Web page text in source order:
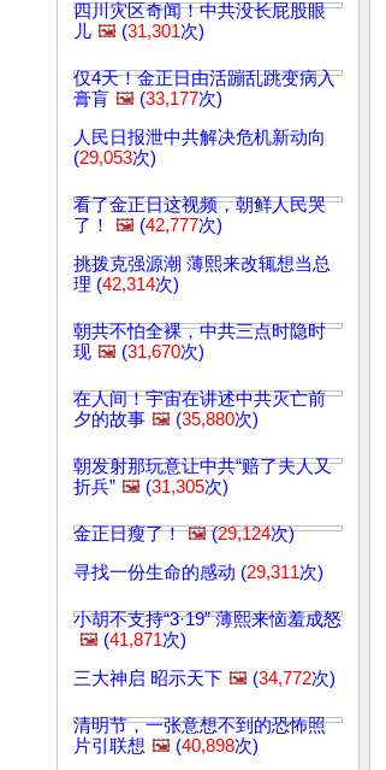
四川灾区奇闻！中共没长屁股眼
儿 🖼️ (31,301次)
仅4天！金正日由活蹦乱跳变病入
膏肓 🖼️ (33,177次)
人民日报泄中共解决危机新动向
(29,053次)
看了金正日这视频，朝鲜人民哭
了！
🖼️ (42,777次)
挑拨克强源潮 薄熙来改辄想当总
理 (42,314次)
朝共不怕全裸，中共三点时隐时
现 🖼️ (31,670次)
在人间！宇宙在讲述中共灭亡前
夕的故事 🖼️ (35,880次)
朝发射那玩意让中共“赔了夫人又
折兵” 🖼️ (31,305次)
金正日瘦了！ 🖼️(29,124次)
寻找一份生命的感动 (29,311次)
小胡不支持“3·19” 薄熙来恼羞成怒
🖼️ (41,871次)
三大神启 昭示天下 🖼️ (34,772次)
清明节，一张意想不到的恐怖照
片引联想 🖼️ (40,898次)